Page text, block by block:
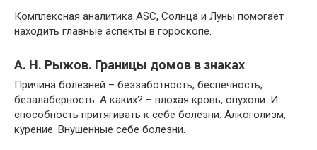
Комплексная аналитика ASC, Солнца и Луны помогает
находить главные аспекты в гороскопе.
А. Н. Рыжов. Границы домов в знаках
Причина болезней – беззаботность, беспечность,
безалаберность. А каких? – плохая кровь, опухоли. И
способность притягивать к себе болезни. Алкоголизм,
курение. Внушенные себе болезни.